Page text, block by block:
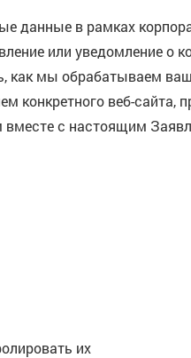
данные в рамках
или уведомление о
как мы обрабатываем
веб-сайта,
с настоящим
их